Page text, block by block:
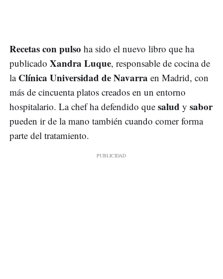
Recetas con pulso ha sido el nuevo libro que ha
publicado Xandra Luque, responsable de cocina de
la Clínica Universidad de Navarra en Madrid, con
más de cincuenta platos creados en un entorno
hospitalario. La chef ha defendido que salud y sabor
pueden ir de la mano también cuando comer forma
parte del tratamiento.